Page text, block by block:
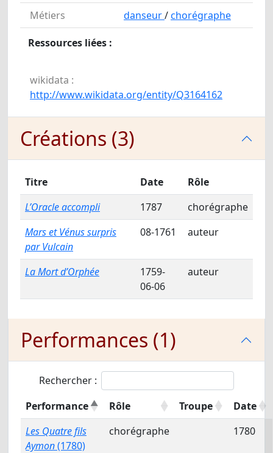
Métiers
danseur/chorégraphe
Ressources liées :
wikidata :
http://www.wikidata.org/entity/Q3164162
Créations (3)
Titre Date
Rôle
L’Oracle accompli
1787
chorégraphe
Mars et Vénus surpris
par Vulcain
08-1761 auteur
La Mort d’Orphée
1759-
06-06
auteur
Performances (1)
Rechercher :
Performance
Rôle Troupe
Date
Les Quatre fils
Aymon(1780)
chorégraphe 1780